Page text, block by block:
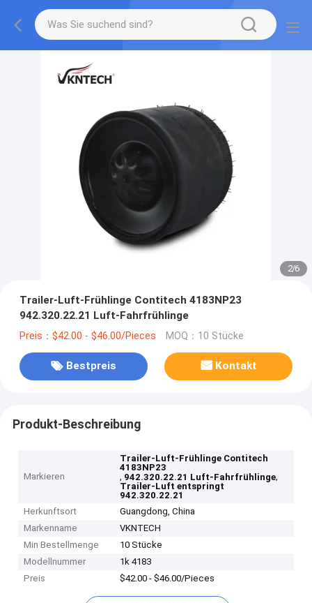
2/6
Trailer-Luft-Frühlinge Contitech 4183NP23
942.320.22.21 Luft-Fahrfrühlinge
Preis：$42.00 - $46.00/Pieces MOQ：10 Stücke
Bestpreis Kontakt
Produkt-Beschreibung
Markieren
Trailer-Luft-Frühlinge Contitech
4183NP23
, 942.320.22.21 Luft-Fahrfrühlinge,
Trailer-Luft entspringt
942.320.22.21
Herkunftsort
Guangdong, China
Markenname
VKNTECH
Min Bestellmenge
10 Stücke
Modellnummer
1k 4183
Preis
$42.00 - $46.00/Pieces